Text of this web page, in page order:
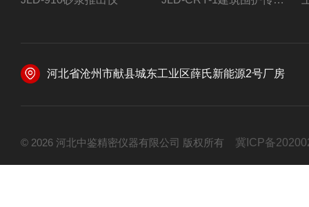
河北省沧州市献县城东工业区薛氏新能源2号厂房
© 2026 河北中鉴精密仪器有限公司 版权所有 冀ICP备